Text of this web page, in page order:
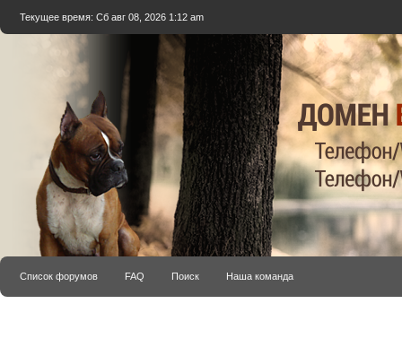
Текущее время: Сб авг 08, 2026 1:12 am
Список форумов FAQ Поиск Наша команда